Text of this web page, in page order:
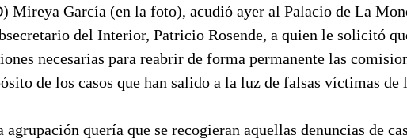
Mireya García (en la foto), acudió ayer al Palacio de La
del Interior, Patricio Rosende, a quien le solicitó
necesarias para reabrir de forma permanente las
de los casos que han salido a la luz de falsas víctimas de
quería que se recogieran aquellas denuncias de